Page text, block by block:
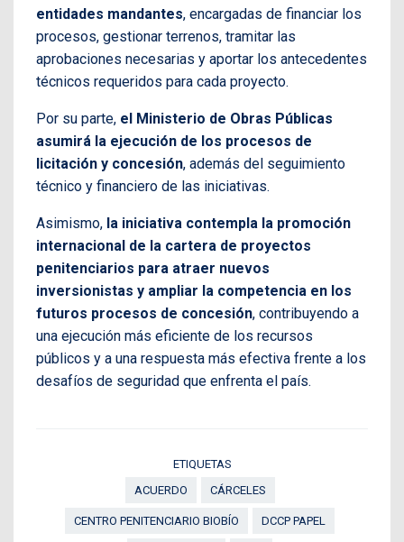
entidades mandantes, encargadas de financiar los
procesos, gestionar terrenos, tramitar las
aprobaciones necesarias y aportar los antecedentes
técnicos requeridos para cada proyecto.
Por su parte, el Ministerio de Obras Públicas
asumirá la ejecución de los procesos de
licitación y concesión, además del seguimiento
técnico y financiero de las iniciativas.
Asimismo, la iniciativa contempla la promoción
internacional de la cartera de proyectos
penitenciarios para atraer nuevos
inversionistas y ampliar la competencia en los
futuros procesos de concesión, contribuyendo a
una ejecución más eficiente de los recursos
públicos y a una respuesta más efectiva frente a los
desafíos de seguridad que enfrenta el país.
ETIQUETAS
ACUERDO
CÁRCELES
CENTRO PENITENCIARIO BIOBÍO DCCP PAPEL